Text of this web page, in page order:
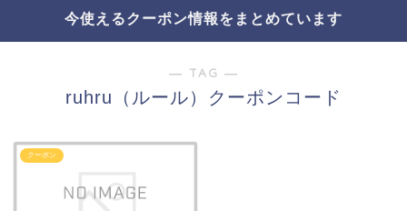
今使えるクーポン情報をまとめています
― TAG ―
ruhru（ルール）クーポンコード
クーポン